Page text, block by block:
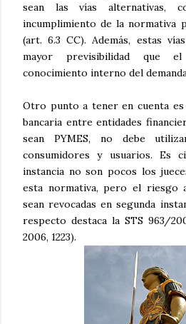
sean las vías alternativas,
incumplimiento de la normativa
(art. 6.3 CC). Además, estas
mayor previsibilidad que
conocimiento interno del
Otro punto a tener en cuenta
bancaria entre entidades
sean PYMES, no debe
consumidores y usuarios. Es
instancia no son pocos los
esta normativa, pero el riesgo
sean revocadas en segunda
respecto destaca la STS 963/
2006, 1223).